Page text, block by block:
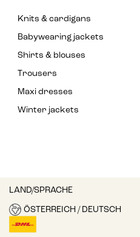
Knits & cardigans
Babywearing jackets
Shirts & blouses
Trousers
Maxi dresses
Winter jackets
LAND/SPRACHE
ÖSTERREICH / DEUTSCH